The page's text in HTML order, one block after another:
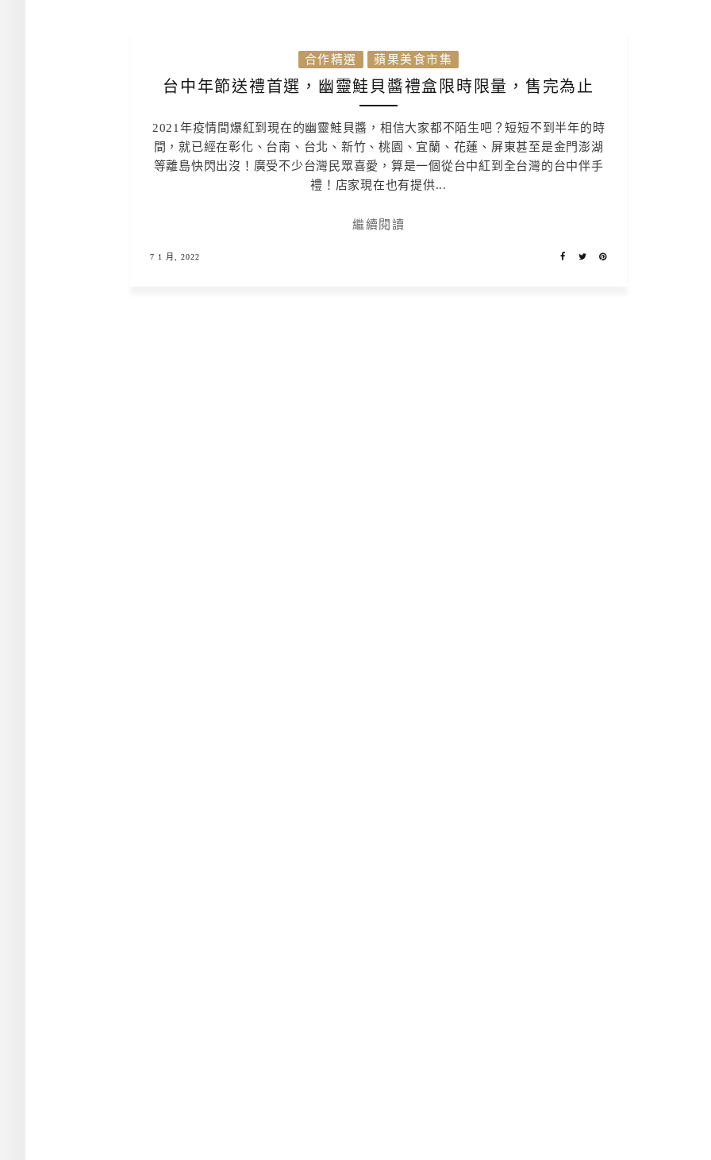
合作精選 蘋果美食市集
台中年節送禮首選，幽靈鮭貝醬禮盒限時限量，售完為止
2021年疫情間爆紅到現在的幽靈鮭貝醬，相信大家都不陌生吧？短短不到半年的時
間，就已經在彰化、台南、台北、新竹、桃園、宜蘭、花蓮、屏東甚至是金門澎湖
等離島快閃出沒！廣受不少台灣民眾喜愛，算是一個從台中紅到全台灣的台中伴手
禮！店家現在也有提供...
繼續閱讀
7 1 月, 2022